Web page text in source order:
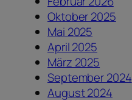
Oktober 2025
Mai 2025
April 2025
März 2025
September 2024
August 2024